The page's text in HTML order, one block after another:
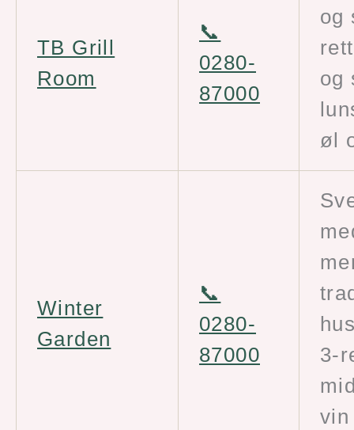
TB Grill
Room
📞
0280-
87000
og
og
øl
Winter
Garden
📞
0280-
87000
3-
vin